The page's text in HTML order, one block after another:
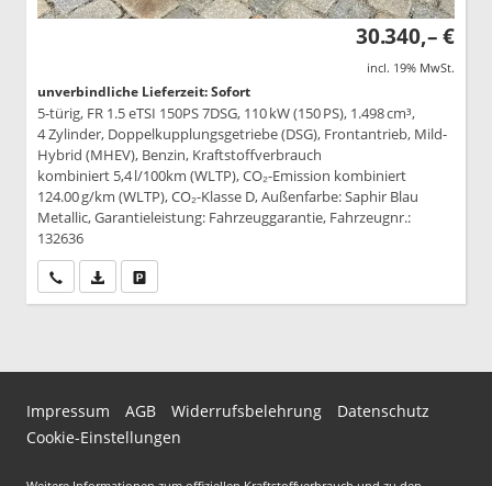
30.340,– €
incl. 19% MwSt.
unverbindliche Lieferzeit: Sofort
5-türig, FR 1.5 eTSI 150PS 7DSG, 110 kW (150 PS), 1.498 cm³,
4 Zylinder, Doppelkupplungsgetriebe (DSG), Frontantrieb, Mild-
Hybrid (MHEV), Benzin, Kraftstoffverbrauch
kombiniert 5,4 l/100km (WLTP), CO₂-Emission kombiniert
124.00 g/km (WLTP), CO₂-Klasse D, Außenfarbe: Saphir Blau
Metallic, Garantieleistung: Fahrzeuggarantie, Fahrzeugnr.:
132636
Wir rufen Sie anPDF-Datei, Fahrzeugexposé drucken
Impressum AGB Widerrufsbelehrung
Datenschutz
Cookie-Einstellungen